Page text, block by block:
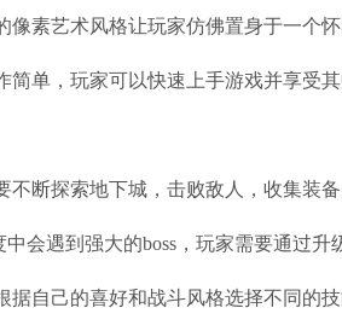
像素艺术风格让玩家仿佛置身于一个
简单，玩家可以快速上手游戏并享受其
不断探索地下城，击败敌人，收集装备
中会遇到强大的boss，玩家需要通过升
据自己的喜好和战斗风格选择不同的技